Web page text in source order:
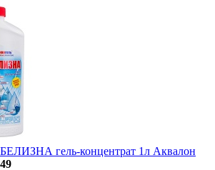
БЕЛИЗНА гель-концентрат 1л Аквалон